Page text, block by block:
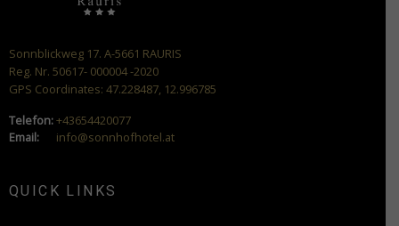
Sonnblickweg 17. A-5661 RAURIS
Reg. Nr. 50617- 000004 -2020
GPS Coordinates: 47.228487, 12.996785
Telefon:+43654420077
Email:
info@sonnhofhotel.at
QUICK LINKS